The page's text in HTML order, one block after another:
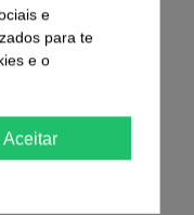
e
para te
e o
Aceitar